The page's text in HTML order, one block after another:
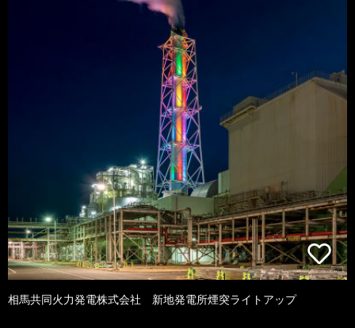
相馬共同火力発電株式会社 新地発電所煙突ライトアップ